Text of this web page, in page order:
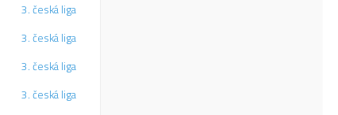
3. česká liga
3. česká liga
3. česká liga
3. česká liga